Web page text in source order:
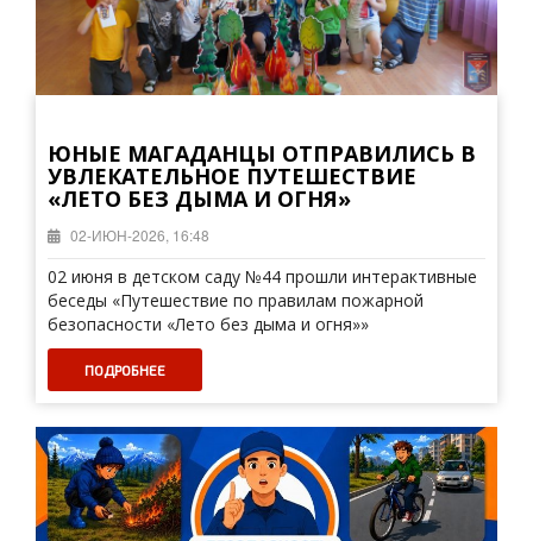
ЮНЫЕ МАГАДАНЦЫ ОТПРАВИЛИСЬ В
УВЛЕКАТЕЛЬНОЕ ПУТЕШЕСТВИЕ
«ЛЕТО БЕЗ ДЫМА И ОГНЯ»
02-ИЮН-2026, 16:48
02 июня в детском саду №44 прошли интерактивные
беседы «Путешествие по правилам пожарной
безопасности «Лето без дыма и огня»»
ПОДРОБНЕЕ